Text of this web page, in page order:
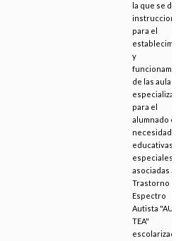
la que se dictan
instrucciones
para el
establecimiento
y
funcionamiento
de las aulas
especializadas
para el
alumnado con
necesidades
educativas
especiales
asociadas a
Trastorno de
Espectro
Autista "AULAS
TEA"
escolarizado en